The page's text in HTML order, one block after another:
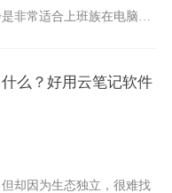
非常适合上班族在电脑上
么？好用云笔记软件
却因为生态独立，很难找